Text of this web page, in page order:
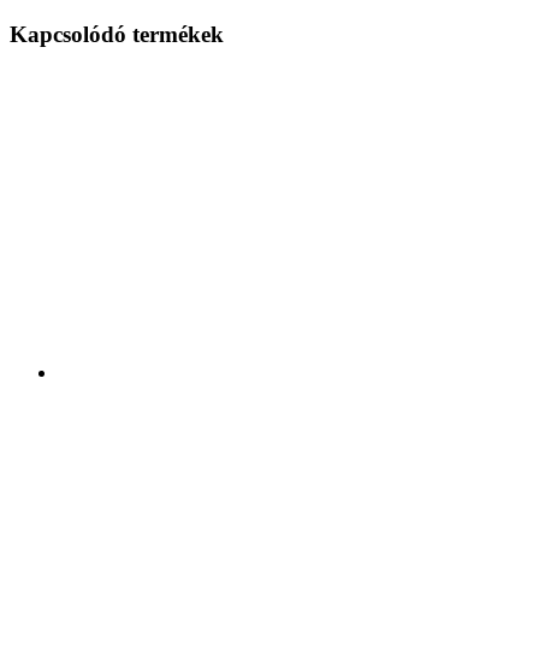
Kapcsolódó termékek